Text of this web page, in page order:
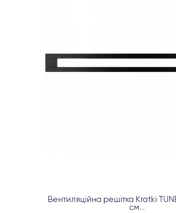
Вентиляційна решітка Kratki
см...